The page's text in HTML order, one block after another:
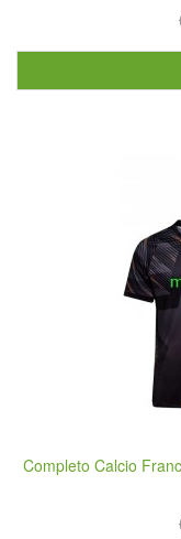
Completo Calcio